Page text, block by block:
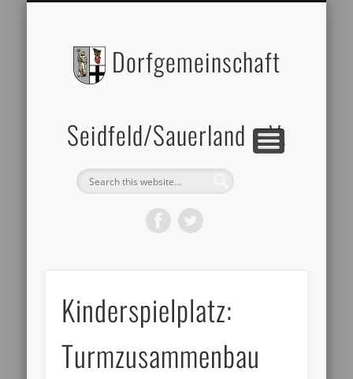
Dorfgemeinschaft
Seidfeld/Sauerland e.V.
Kinderspielplatz:
Turmzusammenbau